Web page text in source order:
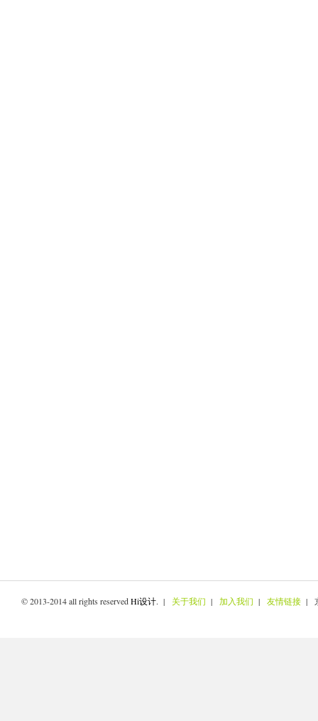
© 2013-2014 all rights reservedHi设计. | 关于我们 | 加入我们 | 友情链接 |